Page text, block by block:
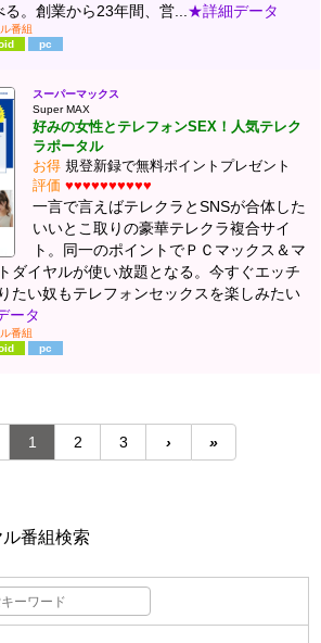
。創業から23年間、営... ★詳細データ
番組
pc
スーパーマックス
Super MAX
好みの女性とテレフォンSEX！人気テレク
ラポータル
お得 規登新録で無料ポイントプレゼント
評価 ♥♥♥♥♥♥♥♥♥♥
一言で言えばテレクラとSNSが合体した
いいとこ取りの豪華テレクラ複合サイ
ト。同一のポイントでＰＣマックス＆マ
ダイヤルが使い放題となる。今すぐエッチ
たい奴もテレフォンセックスを楽しみたい
ータ
番組
pc
1 2 3 › »
番組検索